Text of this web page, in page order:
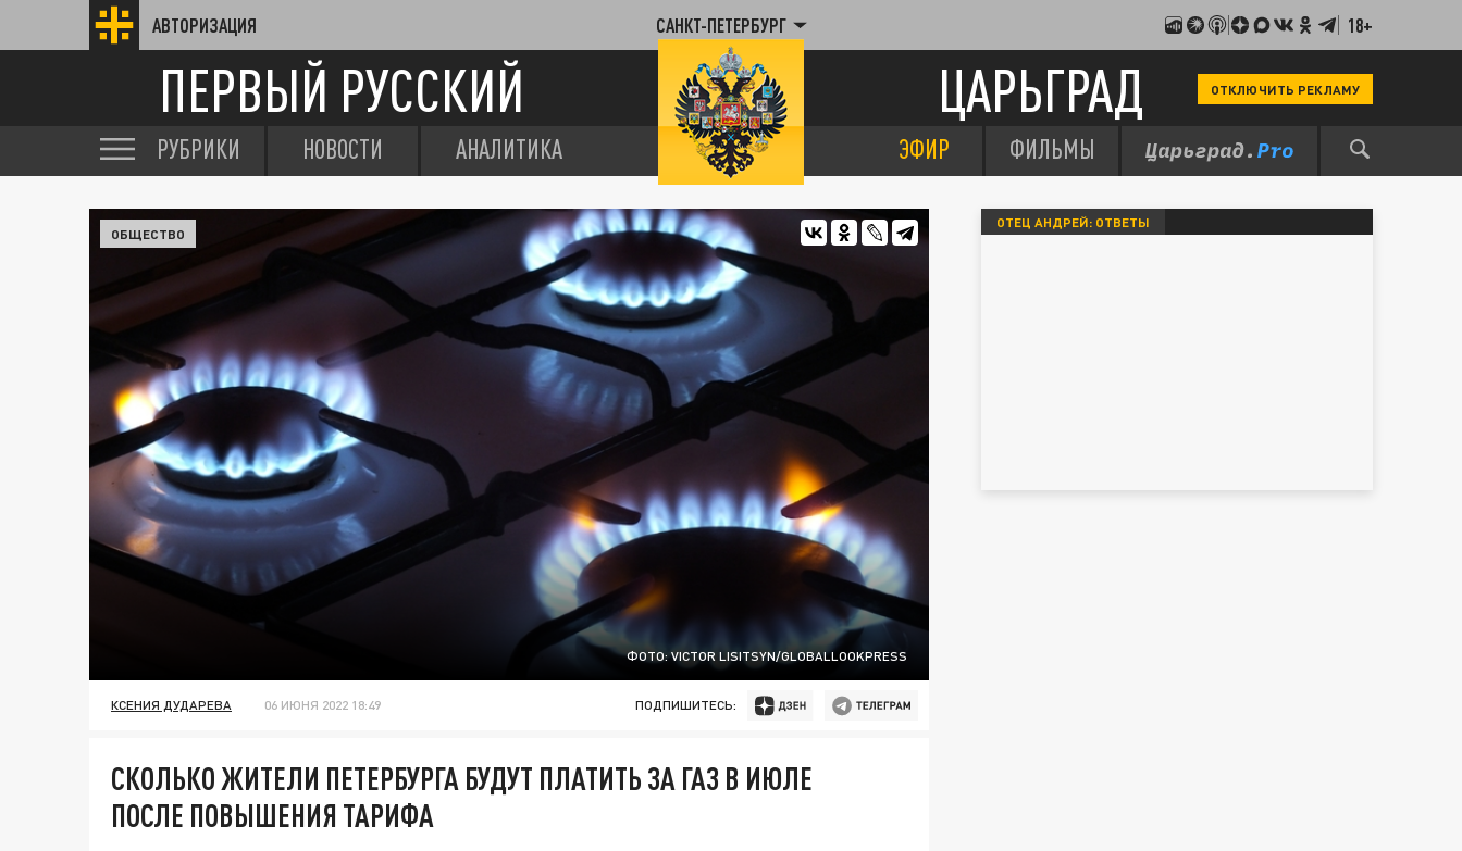
АВТОРИЗАЦИЯ САНКТ-ПЕТЕРБУРГ 18+
ПЕРВЫЙ РУССКИЙ ЦАРЬГРАД ОТКЛЮЧИТЬ РЕКЛАМУ
РУБРИКИ НОВОСТИ АНАЛИТИКА ЭФИР ФИЛЬМЫ
ФОТО: VICTOR LISITSYN/GLOBALLOOKPRESS
ОБЩЕСТВО
КСЕНИЯ ДУДАРЕВА 06 ИЮНЯ 2022 18:49 ПОДПИШИТЕСЬ:
СКОЛЬКО ЖИТЕЛИ ПЕТЕРБУРГА БУДУТ ПЛАТИТЬ ЗА ГАЗ В ИЮЛЕ
ПОСЛЕ ПОВЫШЕНИЯ ТАРИФА
ОТЕЦ АНДРЕЙ: ОТВЕТЫ